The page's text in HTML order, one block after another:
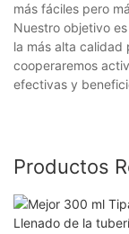
más fáciles pero
Nuestro objetivo
la más alta calidad
cooperaremos
efectivas y
Productos